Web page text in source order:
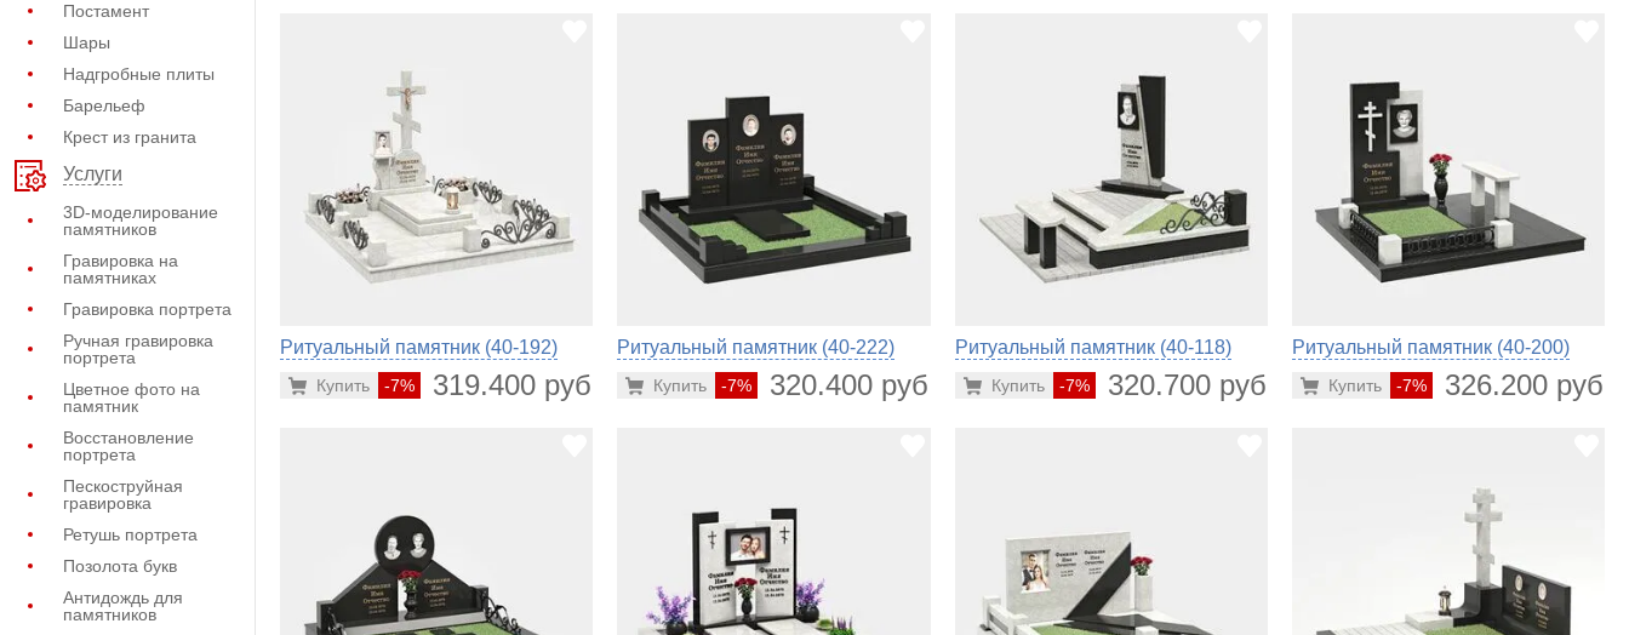
Постамент
Шары
Надгробные плиты
Барельеф
Крест из гранита
Услуги
3D-моделирование
памятников
Гравировка на
памятниках
Гравировка портрета
Ручная гравировка
портрета
Цветное фото на
памятник
Восстановление
портрета
Пескоструйная
гравировка
Ретушь портрета
Позолота букв
Антидождь для
памятников
Ритуальный памятник (40-192)
-7% 319.400 руб.
Купить
Ритуальный памятник (40-222)
-7% 320.400 руб.
Купить
Ритуальный памятник (40-118)
-7% 320.700 руб.
Купить
Ритуальный памятник (40-200)
-7% 326.200 руб.
Купить